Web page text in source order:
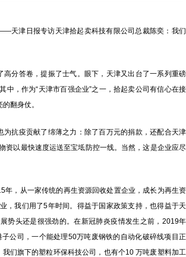
津日报专访天津拾起卖科技有限公司总裁陈奕：我们
分答卷，提振了士气。眼下，天津又出台了一系列重磅
中，作为“天津市百强企业”之一，拾起卖公司有信心在接
翻身仗。
抗疫贡献了绵薄之力：除了百万元的捐款，还配合天津
资以最快速度运送至宝坻防控一线。当然，这是企业应尽
，从一家传统的再生资源回收处置企业，成长为再生资
，我们用了5年时间。得益于国家政策支持，也得益于天
势头还是很强劲的。在新冠肺炎疫情发生之前，2019年
公司，一个能处理50万吨废钢铁的自动化破碎线项目正
们旗下的塑粒环保科技公司，也有个10 万吨废塑料加工